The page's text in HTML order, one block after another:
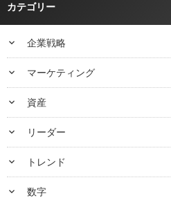
カテゴリー
keyboard_arrow_down 企業戦略
keyboard_arrow_down マーケティング
keyboard_arrow_down 資産
keyboard_arrow_down リーダー
keyboard_arrow_down トレンド
keyboard_arrow_down 数字